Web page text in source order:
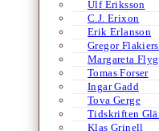
Ulf Eriksson
C.J. Erixon
Erik Erlanson
Gregor
Margareta
Tomas Forser
Ingar Gadd
Tova Gerge
Tidskriften
Klas Grinell